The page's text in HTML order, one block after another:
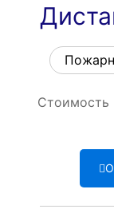
Стоимость